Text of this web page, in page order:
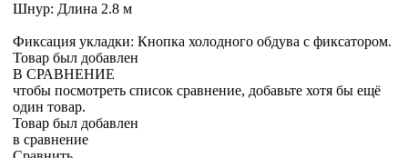
Шнур: Длина 2.8 м
Фиксация укладки: Кнопка холодного обдува с фиксатором.
Товар был добавлен
В СРАВНЕНИЕ
чтобы посмотреть список сравнение, добавьте хотя бы ещё
один товар.
Товар был добавлен
в сравнение